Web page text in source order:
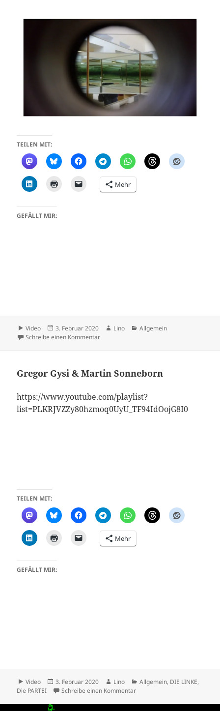
TEILEN MIT:
Mehr
GEFÄLLT MIR:
Format
Video
Veröffentlicht
am
3. Februar 2020 Autor
Lino Kategorien
Allgemein
Schreibe einen Kommentarzu Endless …
Gregor Gysi & Martin Sonneborn
https://www.youtube.com/playlist?
list=PLKRJVZZy80hzmoq0UyU_TF94IdOojG8I0
TEILEN MIT:
Mehr
GEFÄLLT MIR:
Format
Video
Veröffentlicht
am
3. Februar 2020 Autor
Lino Kategorien
Allgemein, DIE LINKE,
Die PARTEI
Schreibe einen Kommentarzu Gregor Gysi & Martin